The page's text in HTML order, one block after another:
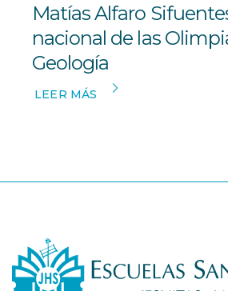
Matías Alfaro
nacional de las
Geología
LEER MÁS